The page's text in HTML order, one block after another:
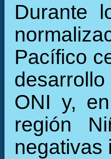
Durante
Pacífico
ONI y,
región
negativas